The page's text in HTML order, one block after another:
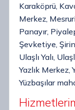
Karaköprü,
Merkez,
Panayır,
Şevketiye,
Ulaşlı Yalı,
Yazlık Merkez,
Yüzbaşılar